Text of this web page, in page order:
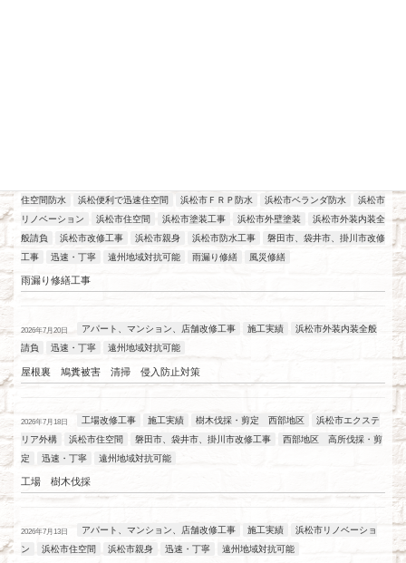
住空間防水
浜松便利で迅速住空間 浜松市ＦＲＰ防水 浜松市ベランダ防水
浜松市
リノベーション
浜松市住空間 浜松市塗装工事 浜松市外壁塗装
浜松市外装内装全
般請負
浜松市改修工事 浜松市親身 浜松市防水工事
磐田市、袋井市、掛川市改修
工事
迅速・丁寧 遠州地域対抗可能 雨漏り修繕 風災修繕
雨漏り修繕工事
2026年7月20日 アパート、マンション、店舗改修工事 施工実績
浜松市外装内装全般
請負
迅速・丁寧 遠州地域対抗可能
屋根裏 鳩糞被害 清掃 侵入防止対策
2026年7月18日 工場改修工事 施工実績 樹木伐採・剪定 西部地区
浜松市エクステ
リア外構
浜松市住空間 磐田市、袋井市、掛川市改修工事
西部地区 高所伐採・剪
定
迅速・丁寧 遠州地域対抗可能
工場 樹木伐採
2026年7月13日 アパート、マンション、店舗改修工事 施工実績
浜松市リノベーショ
ン
浜松市住空間 浜松市親身 迅速・丁寧 遠州地域対抗可能